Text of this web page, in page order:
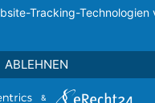
Tracking-
ABLEHNEN
&